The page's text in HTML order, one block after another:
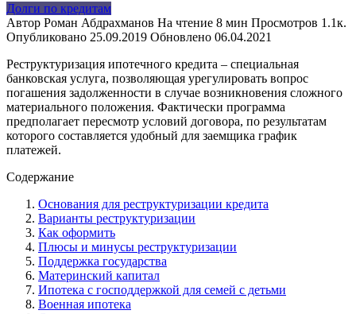
Долги по кредитам
Автор Роман Абдрахманов На чтение 8 мин Просмотров 1.1к.
Опубликовано 25.09.2019 Обновлено 06.04.2021
Реструктуризация ипотечного кредита – специальная
банковская услуга, позволяющая урегулировать вопрос
погашения задолженности в случае возникновения сложного
материального положения. Фактически программа
предполагает пересмотр условий договора, по результатам
которого составляется удобный для заемщика график
платежей.
Содержание
Основания для реструктуризации кредита
Варианты реструктуризации
Как оформить
Плюсы и минусы реструктуризации
Поддержка государства
Материнский капитал
Ипотека с господдержкой для семей с детьми
Военная ипотека